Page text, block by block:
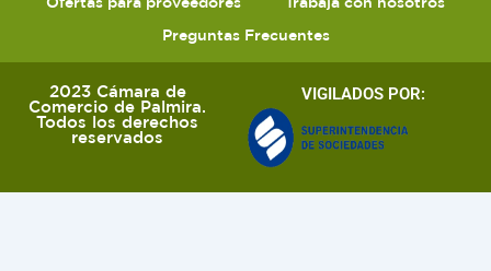
Preguntas Frecuentes
2023 Cámara de
Comercio de Palmira.
Todos los derechos
reservados
VIGILADOS POR: